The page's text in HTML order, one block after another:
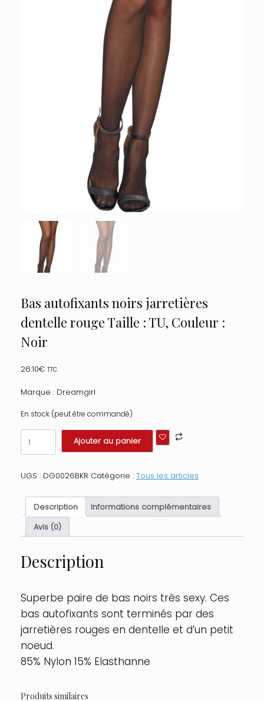
Bas autofixants noirs jarretières
dentelle rouge Taille : TU, Couleur :
Noir
26.10€ TTC
Marque : Dreamgirl
En stock (peut être commandé)
quantité
de
Bas
noirs
dentelle
rouge
Taille
:
Couleur
:
Ajouter au panier
UGS : DG0026BKR Catégorie : Tous les articles
Description
Informations complémentaires
Avis (0)
Description
Superbe paire de bas noirs très sexy. Ces
bas autofixants sont terminés par des
jarretières rouges en dentelle et d’un petit
noeud.
85% Nylon 15% Elasthanne
Produits similaires